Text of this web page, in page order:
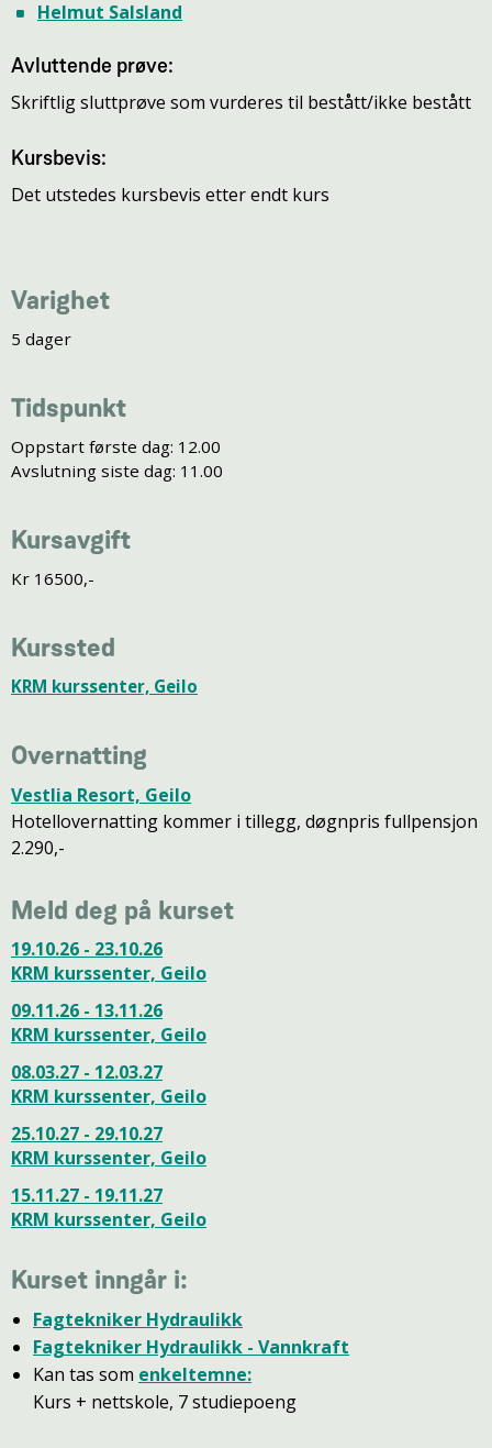
Helmut Salsland
Avluttende prøve:
Skriftlig sluttprøve som vurderes til bestått/ikke bestått
Kursbevis:
Det utstedes kursbevis etter endt kurs
Varighet
5 dager
Tidspunkt
Oppstart første dag: 12.00
Avslutning siste dag: 11.00
Kursavgift
Kr 16500,-
Kurssted
KRM kurssenter, Geilo
Overnatting
Vestlia Resort, Geilo
Hotellovernatting kommer i tillegg, døgnpris fullpensjon
2.290,-
Meld deg på kurset
19.10.26 - 23.10.26
KRM kurssenter, Geilo
09.11.26 - 13.11.26
KRM kurssenter, Geilo
08.03.27 - 12.03.27
KRM kurssenter, Geilo
25.10.27 - 29.10.27
KRM kurssenter, Geilo
15.11.27 - 19.11.27
KRM kurssenter, Geilo
Kurset inngår i:
Fagtekniker Hydraulikk
Fagtekniker Hydraulikk - Vannkraft
Kan tas som enkeltemne:
​​​​​​​​​​​​​​​​​​​​​Kurs + nettskole, 7 studiepoeng